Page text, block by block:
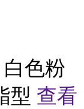
色粉
型 查看